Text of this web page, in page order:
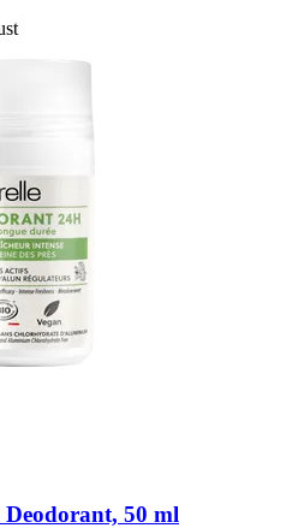
Deodorant, 50 ml